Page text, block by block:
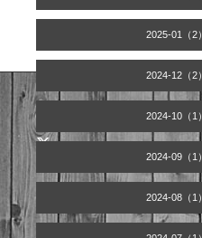
2025-01（2）
2024-12（2）
2024-10（1）
2024-09（1）
2024-08（1）
. All Rights